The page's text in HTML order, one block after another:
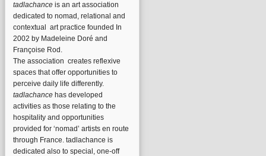
tadlachance is an art association
dedicated to nomad, relational and
contextual art practice founded In
2002 by Madeleine Doré and
Françoise Rod.
The association creates reflexive
spaces that offer opportunities to
perceive daily life differently.
tadlachance has developed
activities as those relating to the
hospitality and opportunities
provided for ‘nomad’ artists en route
through France. tadlachance is
dedicated also to special, one-off